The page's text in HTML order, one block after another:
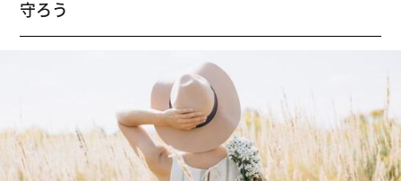
守ろう